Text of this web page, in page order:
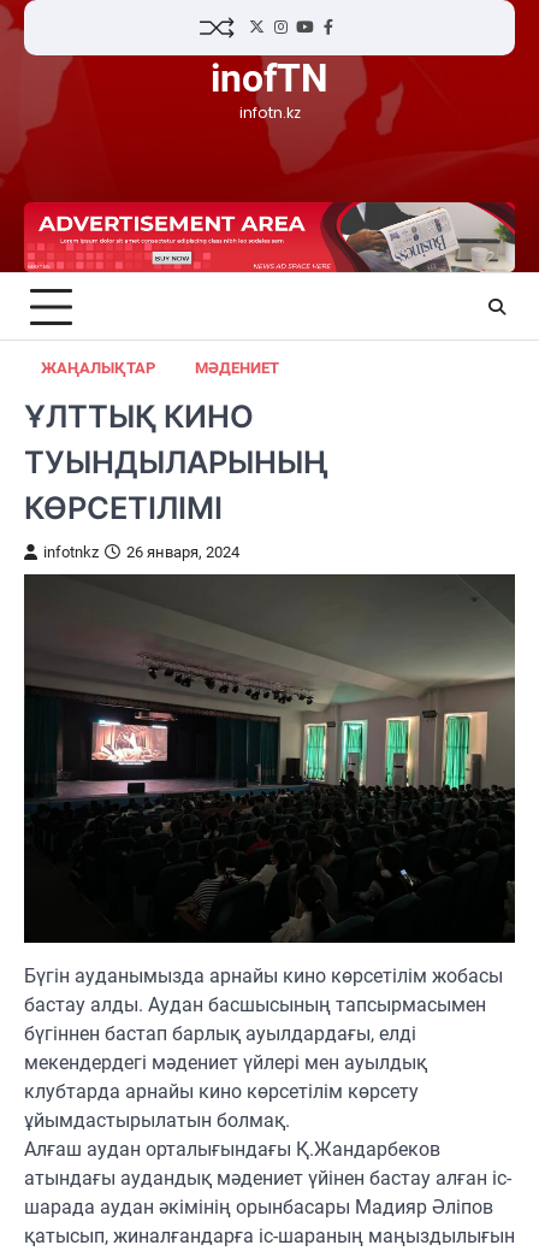
Skip
content
TwitterInstagram
YouTubeFacebook
inofTN
infotn.kz
ЖАҢАЛЫҚТАР МӘДЕНИЕТ
ҰЛТТЫҚ КИНО
ТУЫНДЫЛАРЫНЫҢ
КӨРСЕТІЛІМІ
infotnkz 26 января, 2024
Бүгін ауданымызда арнайы кино көрсетілім жобасы
бастау алды. Аудан басшысының тапсырмасымен
бүгіннен бастап барлық ауылдардағы, елді
мекендердегі мәдениет үйлері мен ауылдық
клубтарда арнайы кино көрсетілім көрсету
ұйымдастырылатын болмақ.
Алғаш аудан орталығындағы Қ.Жандарбеков
атындағы аудандық мәдениет үйінен бастау алған іс-
шарада аудан әкімінің орынбасары Мадияр Әліпов
қатысып, жиналғандарға іс-шараның маңыздылығын